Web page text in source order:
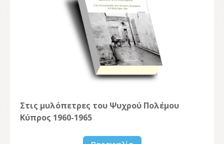
Στις μυλόπετρες του Ψυχρού Πολέμου
Κύπρος 1960-1965